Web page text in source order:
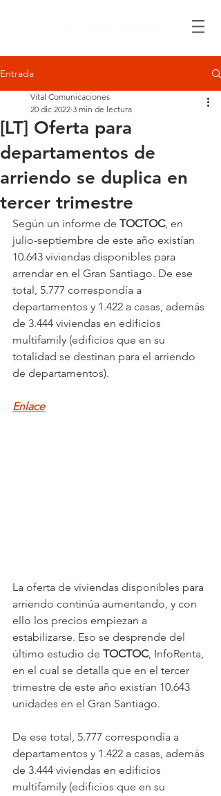
Entrada
[LT] Oferta para
departamentos de
arriendo se duplica en
tercer trimestre
Vital Comunicaciones
20 dic 2022 3 min de lectura
Según un informe de TOCTOC, en
julio-septiembre de este año existían
10.643 viviendas disponibles para
arrendar en el Gran Santiago. De ese
total, 5.777 correspondía a
departamentos y 1.422 a casas, además
de 3.444 viviendas en edificios
multifamily (edificios que en su
totalidad se destinan para el arriendo
de departamentos).
Enlace
La oferta de viviendas disponibles para
arriendo continúa aumentando, y con
ello los precios empiezan a
estabilizarse. Eso se desprende del
último estudio de TOCTOC, InfoRenta,
en el cual se detalla que en el tercer
trimestre de este año existían 10.643
unidades en el Gran Santiago.
De ese total, 5.777 correspondía a
departamentos y 1.422 a casas, además
de 3.444 viviendas en edificios
multifamily (edificios que en su